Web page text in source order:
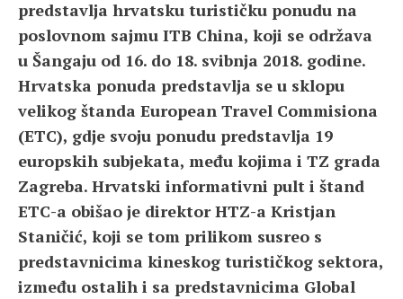
predstavlja hrvatsku turističku ponudu na
poslovnom sajmu ITB China, koji se održava
u Šangaju od 16. do 18. svibnja 2018. godine.
Hrvatska ponuda predstavlja se u sklopu
velikog štanda European Travel Commisiona
(ETC), gdje svoju ponudu predstavlja 19
europskih subjekata, među kojima i TZ grada
Zagreba. Hrvatski informativni pult i štand
ETC-a obišao je direktor HTZ-a Kristjan
Staničić, koji se tom prilikom susreo s
predstavnicima kineskog turističkog sektora,
između ostalih i sa predstavnicima Global